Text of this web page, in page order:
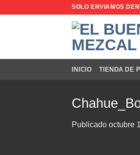
SOLO ENVIAMOS
INICIO TIENDA DE
Publicado octubre